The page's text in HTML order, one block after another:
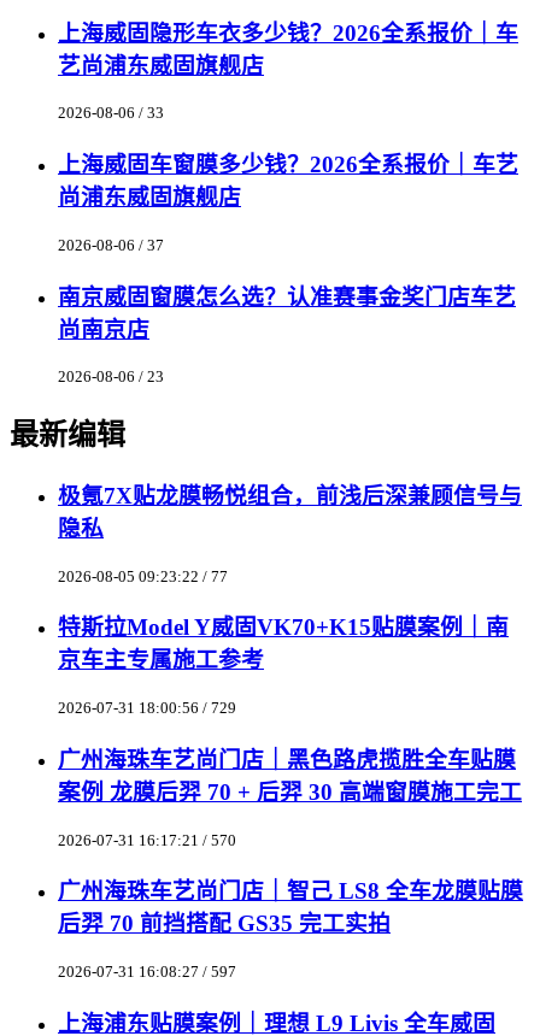
上海威固隐形车衣多少钱？2026全系报价｜车
艺尚浦东威固旗舰店
2026-08-06 / 33
上海威固车窗膜多少钱？2026全系报价｜车艺
尚浦东威固旗舰店
2026-08-06 / 37
南京威固窗膜怎么选？认准赛事金奖门店车艺
尚南京店
2026-08-06 / 23
最新编辑
极氪7X贴龙膜畅悦组合，前浅后深兼顾信号与
隐私
2026-08-05 09:23:22 / 77
特斯拉Model Y威固VK70+K15贴膜案例｜南
京车主专属施工参考
2026-07-31 18:00:56 / 729
广州海珠车艺尚门店｜黑色路虎揽胜全车贴膜
案例 龙膜后羿 70 + 后羿 30 高端窗膜施工完工
2026-07-31 16:17:21 / 570
广州海珠车艺尚门店｜智己 LS8 全车龙膜贴膜
后羿 70 前挡搭配 GS35 完工实拍
2026-07-31 16:08:27 / 597
上海浦东贴膜案例｜理想 L9 Livis 全车威固